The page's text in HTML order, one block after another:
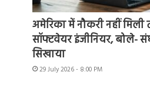
अमेरिका में नौकरी नहीं मिली
सॉफ्टवेयर इंजीनियर, बोले-
सिखाया
29 July 2026 - 8:00 PM